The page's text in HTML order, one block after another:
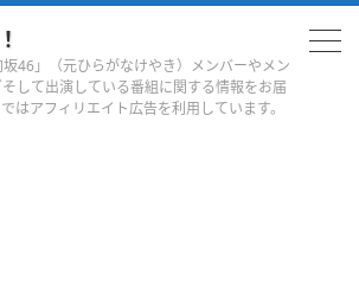
46」（元ひらがなけやき）メンバーやメン
して出演している番組に関する情報をお届
はアフィリエイト広告を利用しています。